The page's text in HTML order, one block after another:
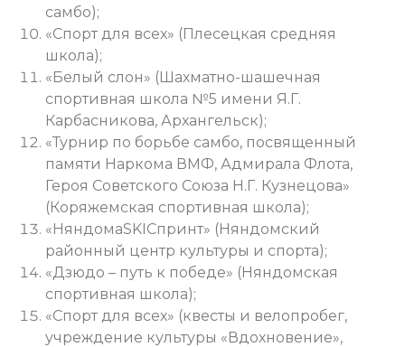
самбо);
«Спорт для всех» (Плесецкая средняя
школа);
«Белый слон» (Шахматно-шашечная
спортивная школа №5 имени Я.Г.
Карбасникова, Архангельск);
«Турнир по борьбе самбо, посвященный
памяти Наркома ВМФ, Адмирала Флота,
Героя Советского Союза Н.Г. Кузнецова»
(Коряжемская спортивная школа);
«НяндомаSKIСпринт» (Няндомский
районный центр культуры и спорта);
«Дзюдо – путь к победе» (Няндомская
спортивная школа);
«Спорт для всех» (квесты и велопробег,
учреждение культуры «Вдохновение»,